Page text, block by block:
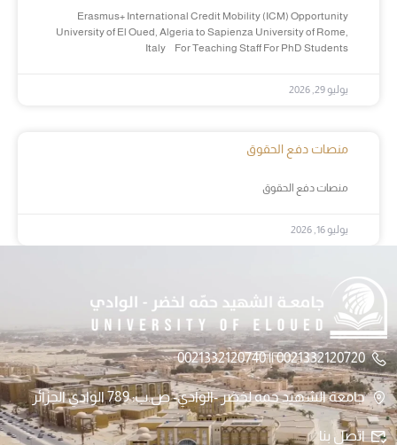
Erasmus+ International Credit Mobility (ICM) Opportunity
University of El Oued, Algeria to Sapienza University of Rome,
Italy For Teaching Staff For PhD Students
منصات دفع الحقوق
منصات دفع الحقوق
0021332120720 || 0021332120740
جامعة الشهيد حمه لخضر -الوادي- ص.ب: 789 الوادي الجزائر
اتصل بنا